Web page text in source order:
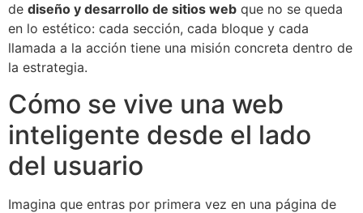
de diseño y desarrollo de sitios web que no se queda
en lo estético: cada sección, cada bloque y cada
llamada a la acción tiene una misión concreta dentro de
la estrategia.
Cómo se vive una web
inteligente desde el lado
del usuario
Imagina que entras por primera vez en una página de